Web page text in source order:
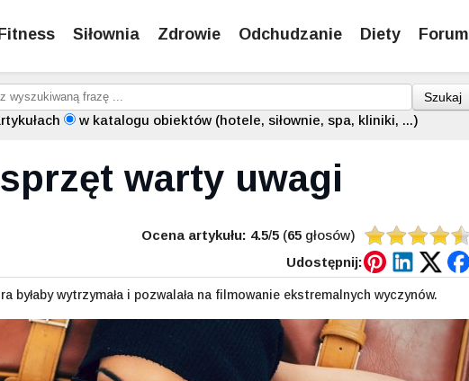
Fitness Siłownia Zdrowie Odchudzanie Diety Forum
Szukaj
w katalogu obiektów (hotele, siłownie, spa, kliniki, ...)
warty uwagi
Ocena artykułu: 4.5/5(65głosów)
Udostępnij:
byłaby wytrzymała i pozwalała na filmowanie ekstremalnych wyczynów.